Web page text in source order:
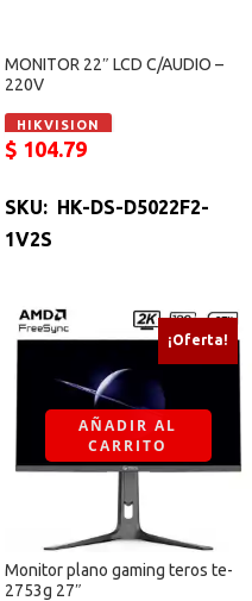
MONITOR 22″ LCD C/AUDIO –
220V
HIKVISION
$ 104.79
SKU: HK-DS-D5022F2-
1V2S
¡Oferta!
Monitor plano gaming teros te-
2753g 27″
AÑADIR AL
CARRITO